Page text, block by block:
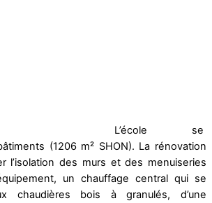
L’école se
(1206 m² SHON). La rénovation
l’isolation des murs et des menuiseries
un chauffage central qui se
chaudières bois à granulés, d’une